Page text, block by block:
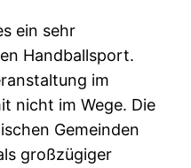
ein sehr
Handballsport.
im
nicht im Wege. Die
Gemeinden
großzügiger